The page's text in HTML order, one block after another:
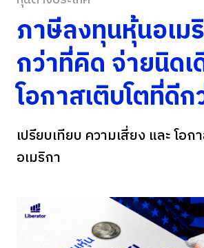
ภาษีลงทุนหุ้นอเม
กว่าที่คิด จ่ายนิดเ
โอกาสเติบโตที่ดีก
เปรียบเทียบ ความเสี่ยง และ โอ
อเมริกา